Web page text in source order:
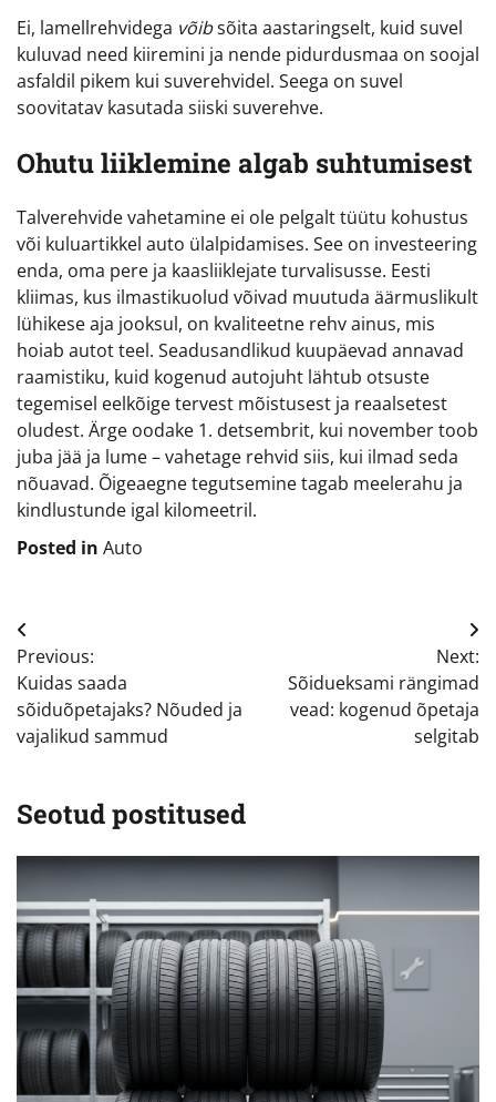
Ei, lamellrehvidega võibsõita aastaringselt, kuid suvel
kuluvad need kiiremini ja nende pidurdusmaa on soojal
asfaldil pikem kui suverehvidel. Seega on suvel
soovitatav kasutada siiski suverehve.
Ohutu liiklemine algab suhtumisest
Talverehvide vahetamine ei ole pelgalt tüütu kohustus
või kuluartikkel auto ülalpidamises. See on investeering
enda, oma pere ja kaasliiklejate turvalisusse. Eesti
kliimas, kus ilmastikuolud võivad muutuda äärmuslikult
lühikese aja jooksul, on kvaliteetne rehv ainus, mis
hoiab autot teel. Seadusandlikud kuupäevad annavad
raamistiku, kuid kogenud autojuht lähtub otsuste
tegemisel eelkõige tervest mõistusest ja reaalsetest
oludest. Ärge oodake 1. detsembrit, kui november toob
juba jää ja lume – vahetage rehvid siis, kui ilmad seda
nõuavad. Õigeaegne tegutsemine tagab meelerahu ja
kindlustunde igal kilomeetril.
Posted in Auto
Navigeerimine
Previous:
Kuidas saada
sõiduõpetajaks? Nõuded ja
vajalikud sammud
Next:
Sõidueksami rängimad
vead: kogenud õpetaja
selgitab
Seotud postitused